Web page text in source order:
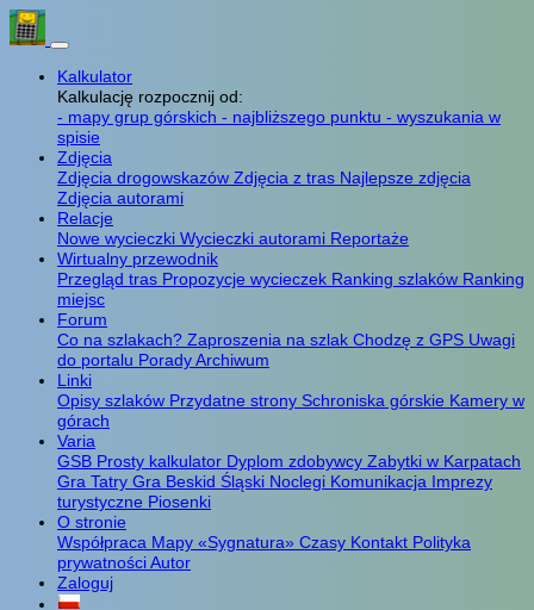
Kalkulator
Kalkulację rozpocznij od:
- mapy grup górskich - najbliższego punktu - wyszukania w
spisie
Zdjęcia
Zdjęcia drogowskazów Zdjęcia z tras Najlepsze zdjęcia
Zdjęcia autorami
Relacje
Nowe wycieczki Wycieczki autorami Reportaże
Wirtualny przewodnik
Przegląd tras Propozycje wycieczek Ranking szlaków Ranking
miejsc
Forum
Co na szlakach? Zaproszenia na szlak Chodzę z GPS Uwagi
do portalu PoradyArchiwum
Linki
Opisy szlaków Przydatne strony Schroniska górskie Kamery w
górach
Varia
GSB Prosty kalkulator Dyplom zdobywcy Zabytki w Karpatach
Gra Tatry Gra Beskid Śląski Noclegi Komunikacja Imprezy
turystyczne Piosenki
O stronie
Współpraca Mapy «Sygnatura» Czasy Kontakt Polityka
prywatnościAutor
Zaloguj